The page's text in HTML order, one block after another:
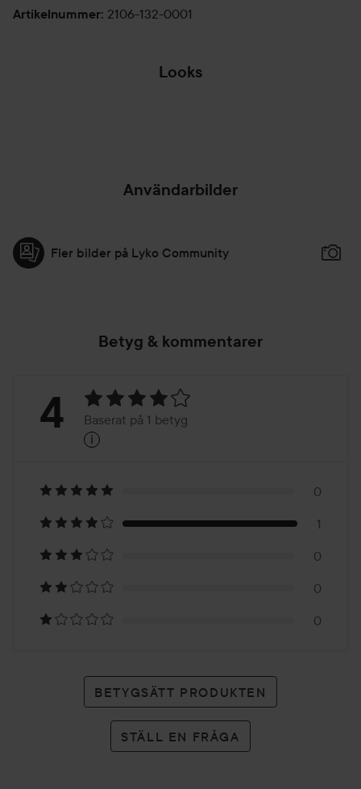
Artikelnummer: 2106-132-0001
LooksINSPIRATION
Användarbilder
Fler bilder på Lyko Community
Betyg & kommentarer
Betyg:
Baserat
på
1
betyg
4 Baserat på 1 betyg
i
0
1
0
0
0
BETYGSÄTT PRODUKTEN
STÄLL EN FRÅGA